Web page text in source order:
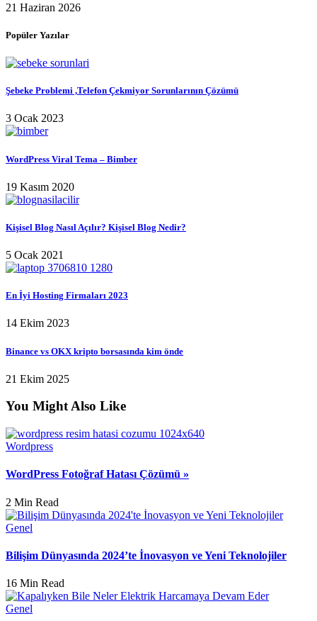
21 Haziran 2026
Popüler Yazılar
Şebeke Problemi ,Telefon Çekmiyor Sorunlarının Çözümü
3 Ocak 2023
WordPress Viral Tema – Bimber
19 Kasım 2020
Kişisel Blog Nasıl Açılır? Kişisel Blog Nedir?
5 Ocak 2021
En İyi Hosting Firmaları 2023
14 Ekim 2023
Binance vs OKX kripto borsasında kim önde
21 Ekim 2025
You Might Also Like
Wordpress
WordPress Fotoğraf Hatası Çözümü »
2 Min Read
Genel
Bilişim Dünyasında 2024’te İnovasyon ve Yeni Teknolojiler
16 Min Read
Genel